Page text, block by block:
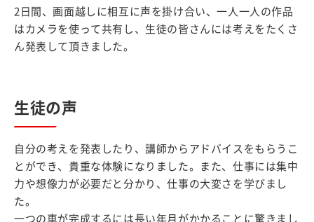
2日間、画面越しに相互に声を掛け合い、一人一人の作品
はカメラを使って共有し、生徒の皆さんには考えをたくさ
ん発表して頂きました。
生徒の声
自分の考えを発表したり、講師からアドバイスをもらうこ
とができ、貴重な体験になりました。また、仕事には集中
力や想像力が必要だと分かり、仕事の大変さを学びまし
た。
一つの車が完成するには長い年月がかかることに驚きまし